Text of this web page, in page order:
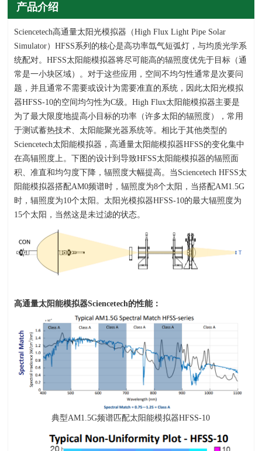
产品介绍
Sciencetech高通量太阳光模拟器（High Flux Light Pipe Solar
Simulator）HFSS系列的核心是高功率氙气短弧灯，与均质光学系
统配对。HFSS太阳能模拟器将尽可能高的辐照度优先于目标（通
常是一小块区域）。对于这些应用，空间不均匀性通常是次要问
题，并且通常不需要或设计为需要准直的系统，因此太阳光模拟
器HFSS-10的空间均匀性为C级。High Flux太阳能模拟器主要是
为了最大限度地提高小目标的功率（许多太阳的辐照度），常用
于测试蓄热技术、太阳能聚光器系统等。相比于其他类型的
Sciencetech太阳能模拟器，高通量太阳能模拟器HFSS的变化集中
在高辐照度上。下图的设计到导致HFSS太阳能模拟器的辐照面
积、准直和均匀度下降，辐照度大幅提高。当Sciencetech HFSS太
阳能模拟器搭配AM0频谱时，辐照度为8个太阳，当搭配AM1.5G
时，辐照度为10个太阳。太阳光模拟器HFSS-10的最大辐照度为
15个太阳，当然这是未过滤的状态。
高通量太阳能模拟器Sciencetech的性能：
典型AM1.5G频谱匹配太阳能模拟器HFSS-10